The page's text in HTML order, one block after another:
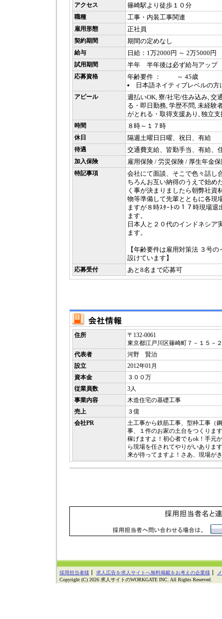
アクセス 篠崎駅より徒歩１０分
職種 工事・内装工事関連
雇用形態 正社員
契約期間 期間の定めなし
給与 日給：1万2000円 ～ 2万5000円
試用期間 半年 半年後は必ず給与アップ
応募資格
年齢要件 ： ～ 45歳
日本語ネイティブレベルの方
アピール
週払いOK, 寮/社宅/住み込み, 交
る・即日勤務, 学歴不問, 未経験
がとれる・取得支援あり, 独立
時間 ８時～１７時
休日 隔週土曜日日曜、祝日、有給
待遇 交通費支給、皆勤手当、有給、
加入保険 雇用保険 / 労災保険 / 厚生年金
特記事項
会社にて面談、そこで色々話し
ちろんお互い納得のうえで始め
く事が決まりましたら朝弊社資
物等準備して先輩とともに各現
ますが８時ｽﾀｰﾄの１７時現場退
ます。
日本人と２０代のインドネシア
ます。
【年齢要件は雇用対策法 ３号
設けています】
応募受付 あと8名まで応募可
住所
〒132-0061
東京都江戸川区篠崎町７－１５－
代表者
河野 賢治
設立
2012年01月
資本金
３００万
従業員数
3人
事業内容
木造住宅の基礎工事
売上
３億
会社PR
土工事から鉄筋工事、型枠工事（
事、１件のお家の土台をつくりま
稼げますよ！初心者でもok！手元
ら現場を任されてやりがいありま
来が待ってますよ！さあ、現場が
採用担当者様 求人広告を求人サイトへ無料掲載をお考えの企業様
Copyright (C) 2026 求人サイトのWORKGATE INC. All Rights Reserved.